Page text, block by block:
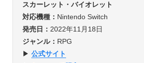
スカーレット・バイオレット
対応機種： Nintendo Switch
発売日： 2022年11月18日
ジャンル： RPG
▶︎ 公式サイト